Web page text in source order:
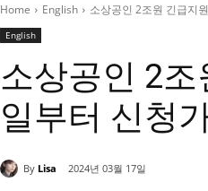
Home English 소상공인 2조원 긴급지
English
소상공인 2조
일부터 신청
By Lisa 2024년 03월 17일